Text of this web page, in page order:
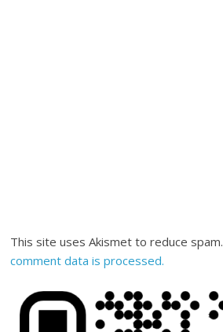
This site uses Akismet to reduce spam.
comment data is processed.